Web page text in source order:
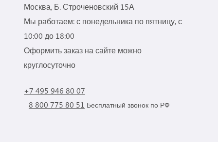
Москва, Б. Строченовский 15А
Мы работаем: с понедельника по пятницу, с
10:00 до 18:00
Оформить заказ на сайте можно
круглосуточно
+7 495 946 80 07
8 800 775 80 51 Бесплатный звонок по РФ